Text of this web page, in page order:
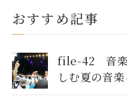
おすすめ記事
file-42 音楽
しむ夏の音